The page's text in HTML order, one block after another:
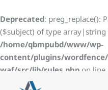
Deprecated: preg_replace():
($subject) of type array|string
/home/qbmpubd/www/wp-
content/plugins/
waf/src/lib/rules.php on line
au
contenu